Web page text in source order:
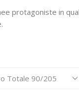
740,00 €
protagoniste in